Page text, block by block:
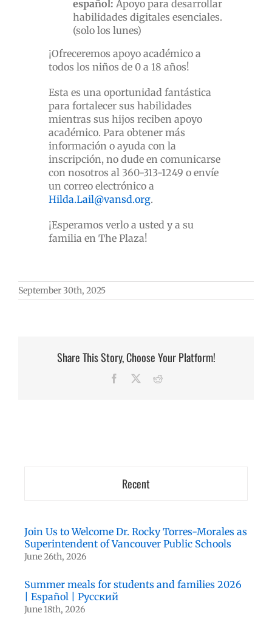
español: Apoyo para desarrollar
habilidades digitales esenciales.
(solo los lunes)
¡Ofreceremos apoyo académico a
todos los niños de 0 a 18 años!
Esta es una oportunidad fantástica
para fortalecer sus habilidades
mientras sus hijos reciben apoyo
académico. Para obtener más
información o ayuda con la
inscripción, no dude en comunicarse
con nosotros al 360-313-1249 o envíe
un correo electrónico a
Hilda.Lail@vansd.org.
¡Esperamos verlo a usted y a su
familia en The Plaza!
September 30th, 2025
Share This Story, Choose Your Platform!
Facebook Reddit
Recent
Join Us to Welcome Dr. Rocky Torres-Morales as
Superintendent of Vancouver Public Schools
June 26th, 2026
Summer meals for students and families 2026
| Español | Русский
June 18th, 2026